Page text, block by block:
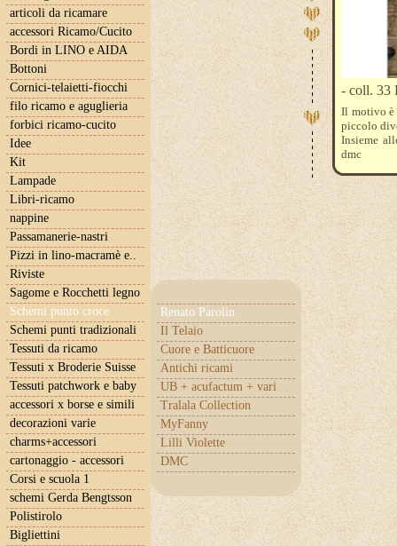
articoli da ricamare
accessori Ricamo/Cucito
Bordi in LINO e AIDA
Bottoni
Cornici-telaietti-fiocchi
filo ricamo e aguglieria
forbici ricamo-cucito
Idee
Kit
Lampade
Libri-ricamo
nappine
Passamanerie-nastri
Pizzi in lino-macramè e..
Riviste
Sagome e Rocchetti legno
Schemi punto croce
Renato Parolin
Il Telaio
Cuore e Batticuore
Antichi ricami
UB + acufactum + vari
Tralala Collection
MyFanny
Lilli Violette
DMC
Schemi punti tradizionali
Tessuti da ricamo
Tessuti x Broderie Suisse
Tessuti patchwork e baby
accessori x borse e simili
decorazioni varie
charms+accessori
cartonaggio - accessori
Corsi e scuola 1
schemi Gerda Bengtsson
Polistirolo
Bigliettini
- coll. 33
Il motivo è
piccolo
Insieme
dmc